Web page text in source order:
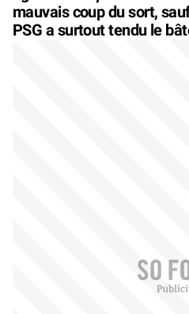
mauvais coup du sort,
PSG a surtout tendu le